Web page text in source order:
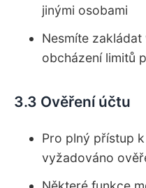
jinými osobami
Nesmíte
obcházení limitů
3.3 Ověření účtu
Pro plný přístup
vyžadováno